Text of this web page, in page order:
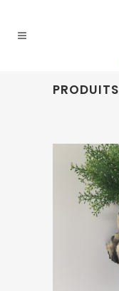
PRODUITS